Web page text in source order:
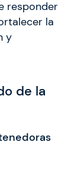
responder
la
y
de la